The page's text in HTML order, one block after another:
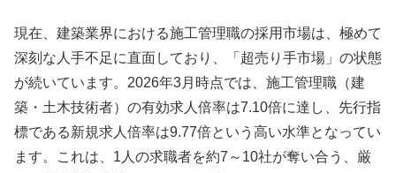
現在、建築業界における施工管理職の採用市場は、極めて
深刻な人手不足に直面しており、「超売り手市場」の状態
が続いています。2026年3月時点では、施工管理職（建
築・土木技術者）の有効求人倍率は7.10倍に達し、先行指
標である新規求人倍率は9.77倍という高い水準となってい
ます。これは、1人の求職者を約7～10社が奪い合う、厳